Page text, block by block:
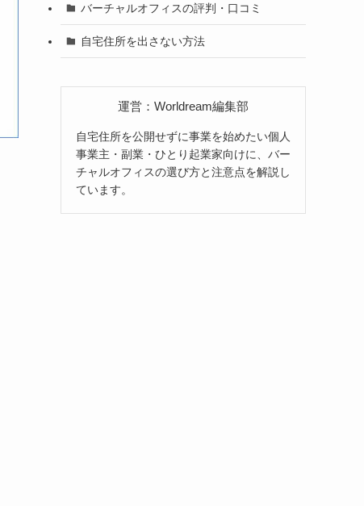
バーチャルオフィスの評判・口コミ
自宅住所を出さない方法
運営：Worldream編集部
自宅住所を公開せずに事業を始めたい個人
事業主・副業・ひとり起業家向けに、バー
チャルオフィスの選び方と注意点を解説し
ています。